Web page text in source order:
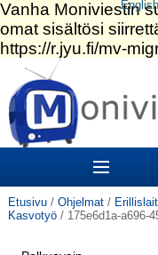
Siirry
sisältöön.
|
Siirry
navigointiin
Sections
Etusivu / Ohjelmat /
Kasvotyö / 175e6d1a-a696-
English